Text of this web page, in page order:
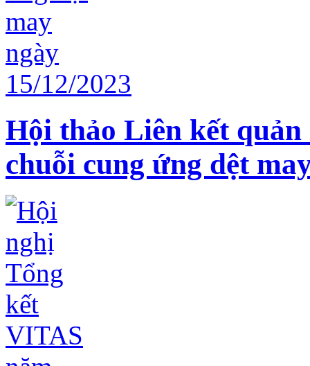
Hội thảo Liên kết
chuỗi cung ứng dệt